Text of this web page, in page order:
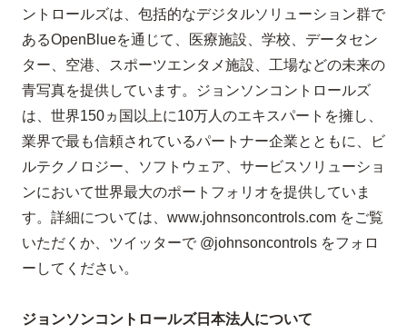
ントロールズは、包括的なデジタルソリューション群で
あるOpenBlueを通じて、医療施設、学校、データセン
ター、空港、スポーツエンタメ施設、工場などの未来の
青写真を提供しています。ジョンソンコントロールズ
は、世界150ヵ国以上に10万人のエキスパートを擁し、
業界で最も信頼されているパートナー企業とともに、ビ
ルテクノロジー、ソフトウェア、サービスソリューショ
ンにおいて世界最大のポートフォリオを提供していま
す。詳細については、 www.johnsoncontrols.com をご覧
いただくか、ツイッターで @johnsoncontrols をフォロ
ーしてください。
ジョンソンコントロールズ日本法人について